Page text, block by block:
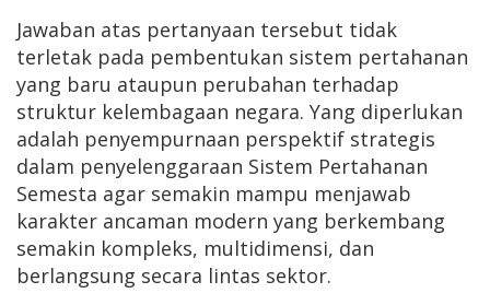
Jawaban atas pertanyaan tersebut tidak
terletak pada pembentukan sistem pertahanan
yang baru ataupun perubahan terhadap
struktur kelembagaan negara. Yang diperlukan
adalah penyempurnaan perspektif strategis
dalam penyelenggaraan Sistem Pertahanan
Semesta agar semakin mampu menjawab
karakter ancaman modern yang berkembang
semakin kompleks, multidimensi, dan
berlangsung secara lintas sektor.